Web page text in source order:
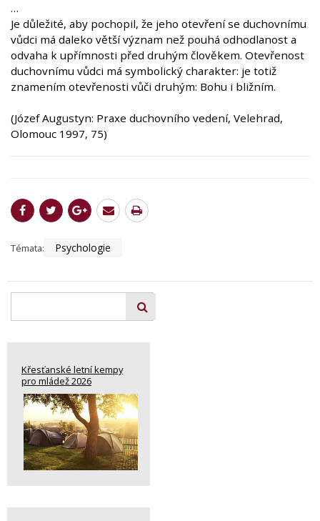
…
Je důležité, aby pochopil, že jeho otevření se duchovnímu
vůdci má daleko větší význam než pouhá odhodlanost a
odvaha k upřímnosti před druhým člověkem. Otevřenost
duchovnímu vůdci má symbolický charakter: je totiž
znamením otevřenosti vůči druhým: Bohu i bližním.
(Józef Augustyn: Praxe duchovního vedení, Velehrad,
Olomouc 1997, 75)
Témata: Psychologie
Křesťanské letní kempy
pro mládež 2026